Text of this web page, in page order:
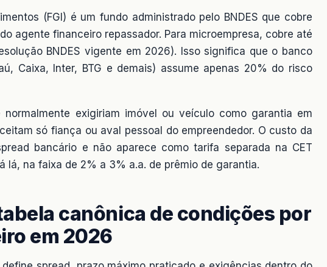
(FGI) é um fundo administrado pelo BNDES que cobre
agente financeiro repassador. Para microempresa, cobre até
BNDES vigente em 2026). Isso significa que o banco
Caixa, Inter, BTG e demais) assume apenas 20% do risco
exigiriam imóvel ou veículo como garantia em
só fiança ou aval pessoal do empreendedor. O custo da
bancário e não aparece como tarifa separada na CET
lá, na faixa de 2% a 3% a.a. de prêmio de garantia.
canônica de condições por
em 2026